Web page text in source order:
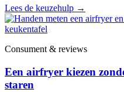
Lees de keuzehulp →
Consument & reviews
Een airfryer kiezen
staren